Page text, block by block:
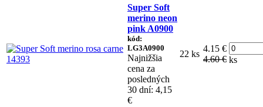
Super Soft
merino neon
pink A0900
kód:
LG3A0900
Najnižšia
cena za
posledných
30 dní: 4,15
€
22 ks
4.15 €
4.60 € ks